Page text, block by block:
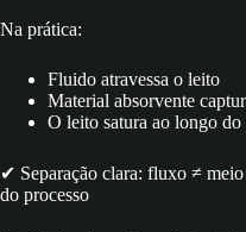
Na prática:
Fluido atravessa o leito
Material absorvente
O leito satura ao longo do
✔ Separação clara: fluxo ≠
do processo